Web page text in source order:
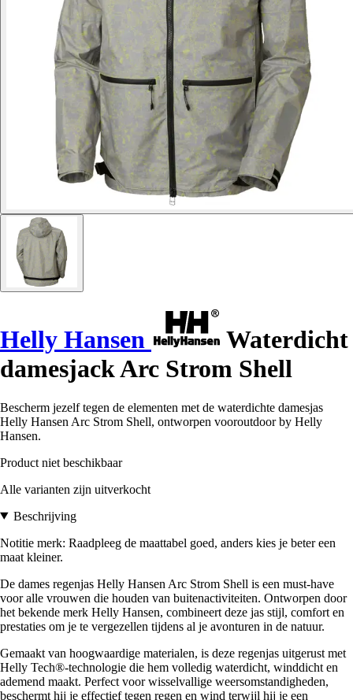
Helly Hansen
Waterdicht
damesjack Arc Strom Shell
Bescherm jezelf tegen de elementen met de waterdichte damesjas
Helly Hansen Arc Strom Shell, ontworpen vooroutdoor by Helly
Hansen.
Product niet beschikbaar
Alle varianten zijn uitverkocht
Beschrijving
Notitie merk: Raadpleeg de maattabel goed, anders kies je beter een
maat kleiner.
De dames regenjas Helly Hansen Arc Strom Shell is een must-have
voor alle vrouwen die houden van buitenactiviteiten. Ontworpen door
het bekende merk Helly Hansen, combineert deze jas stijl, comfort en
prestaties om je te vergezellen tijdens al je avonturen in de natuur.
Gemaakt van hoogwaardige materialen, is deze regenjas uitgerust met
Helly Tech®-technologie die hem volledig waterdicht, winddicht en
ademend maakt. Perfect voor wisselvallige weersomstandigheden,
beschermt hij je effectief tegen regen en wind terwijl hij je een